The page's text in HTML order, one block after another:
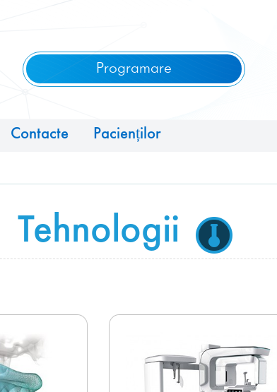
Programare
Contacte Pacienților
Tehnologii